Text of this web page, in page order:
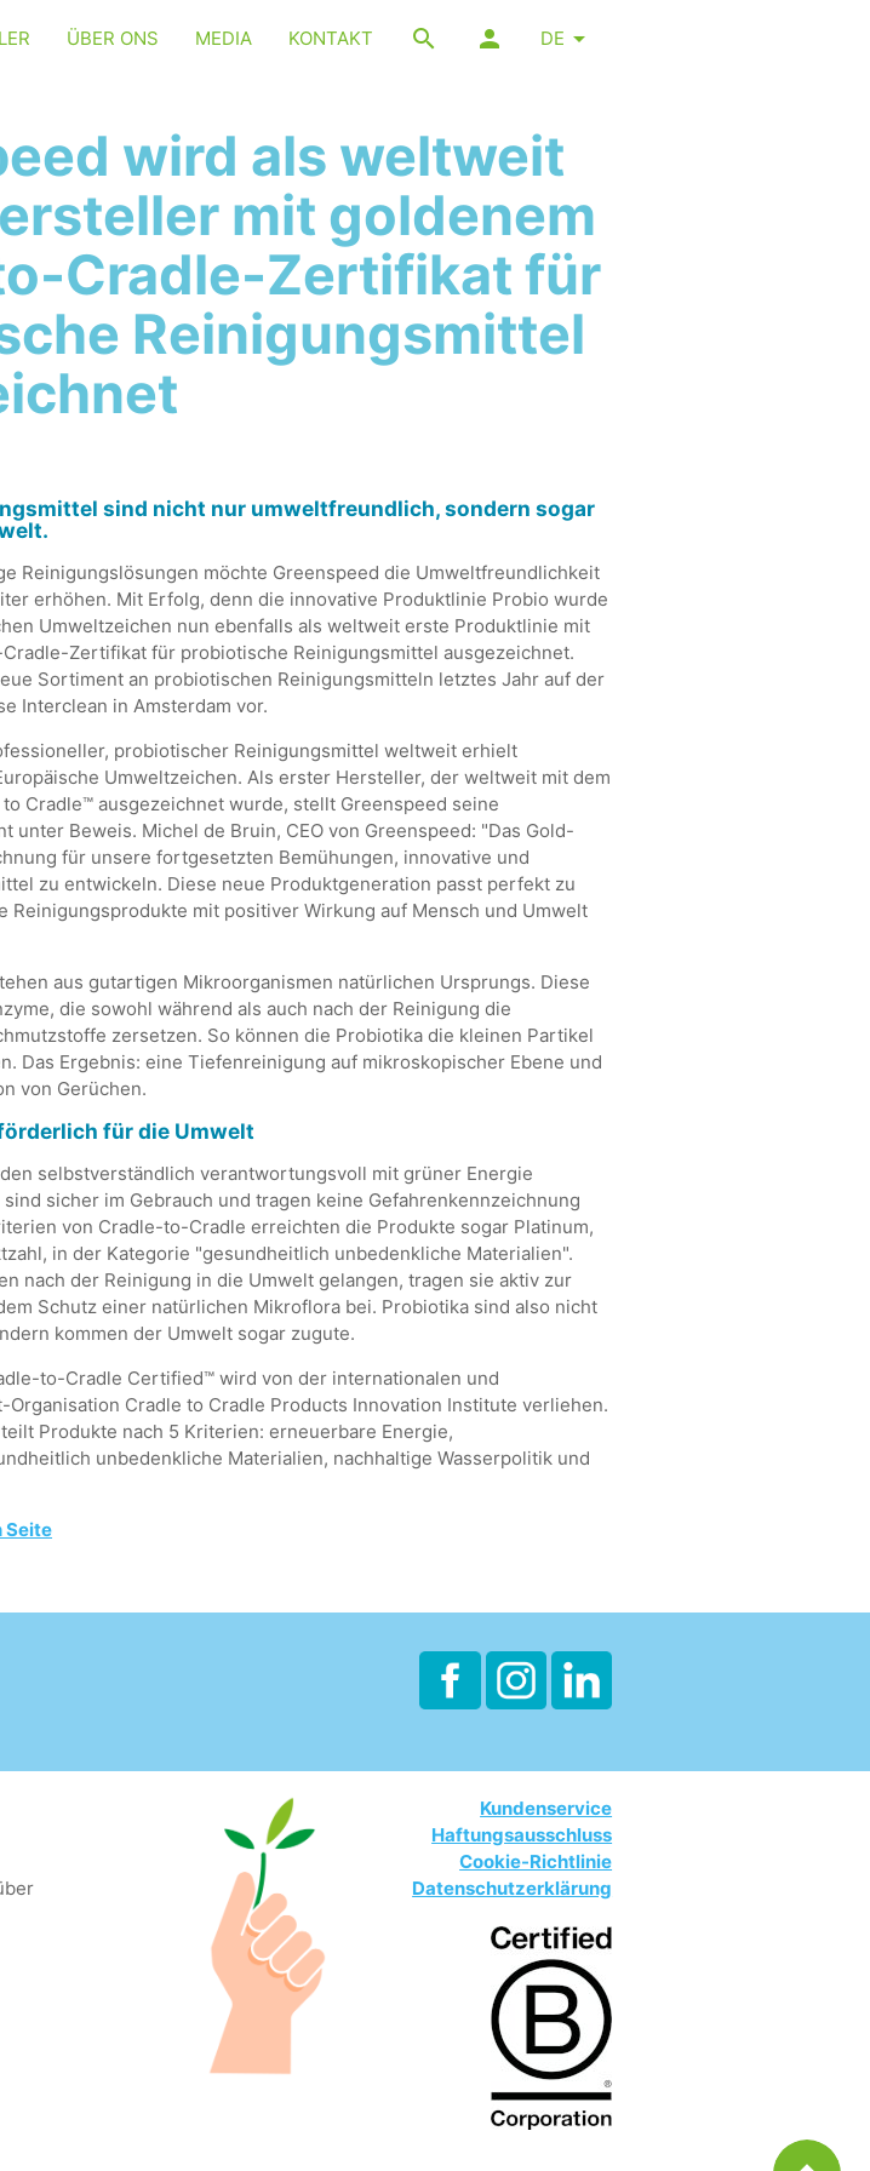
DE
ÜBER ONS MEDIA KONTAKT
wird als weltweit
mit goldenem
Cradle-Zertifikat für
Reinigungsmittel
sind nicht nur umweltfreundlich, sondern sogar
Reinigungslösungen möchte Greenspeed die Umweltfreundlichkeit
erhöhen. Mit Erfolg, denn die innovative Produktlinie Probio wurde
Umweltzeichen nun ebenfalls als weltweit erste Produktlinie mit
Zertifikat für probiotische Reinigungsmittel ausgezeichnet.
Sortiment an probiotischen Reinigungsmitteln letztes Jahr auf der
Interclean in Amsterdam vor.
probiotischer Reinigungsmittel weltweit erhielt
Umweltzeichen. Als erster Hersteller, der weltweit mit dem
Cradle™ ausgezeichnet wurde, stellt Greenspeed seine
unter Beweis. Michel de Bruin, CEO von Greenspeed: "Das Gold-
für unsere fortgesetzten Bemühungen, innovative und
zu entwickeln. Diese neue Produktgeneration passt perfekt zu
Reinigungsprodukte mit positiver Wirkung auf Mensch und Umwelt
aus gutartigen Mikroorganismen natürlichen Ursprungs. Diese
die sowohl während als auch nach der Reinigung die
zersetzen. So können die Probiotika die kleinen Partikel
Das Ergebnis: eine Tiefenreinigung auf mikroskopischer Ebene und
von Gerüchen.
für die Umwelt
selbstverständlich verantwortungsvoll mit grüner Energie
sicher im Gebrauch und tragen keine Gefahrenkennzeichnung
von Cradle-to-Cradle erreichten die Produkte sogar Platinum,
in der Kategorie "gesundheitlich unbedenkliche Materialien".
nach der Reinigung in die Umwelt gelangen, tragen sie aktiv zur
Schutz einer natürlichen Mikroflora bei. Probiotika sind also nicht
kommen der Umwelt sogar zugute.
to-Cradle Certified™ wird von der internationalen und
Cradle to Cradle Products Innovation Institute verliehen.
Produkte nach 5 Kriterien: erneuerbare Energie,
unbedenkliche Materialien, nachhaltige Wasserpolitik und
Seite
Kundenservice
Haftungsausschluss
Cookie-Richtlinie
Datenschutzerklärung